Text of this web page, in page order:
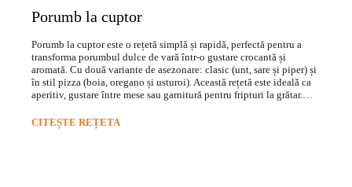
Porumb la cuptor
Porumb la cuptor este o rețetă simplă și rapidă, perfectă pentru a
transforma porumbul dulce de vară într-o gustare crocantă și
aromată. Cu două variante de asezonare: clasic (unt, sare și piper) și
în stil pizza (boia, oregano și usturoi). Această rețetă este ideală ca
aperitiv, gustare între mese sau garnitură pentru fripturi la grătar.…
CITEȘTE REȚETA